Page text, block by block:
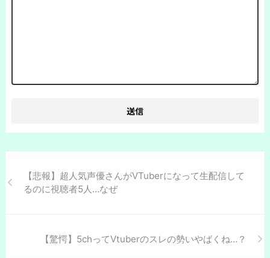
【悲報】超人気声優さんがVTuberになって生配信して
るのに視聴者5人…なぜ
【驚愕】5chってVtuberのスレの勢いやばくね…？